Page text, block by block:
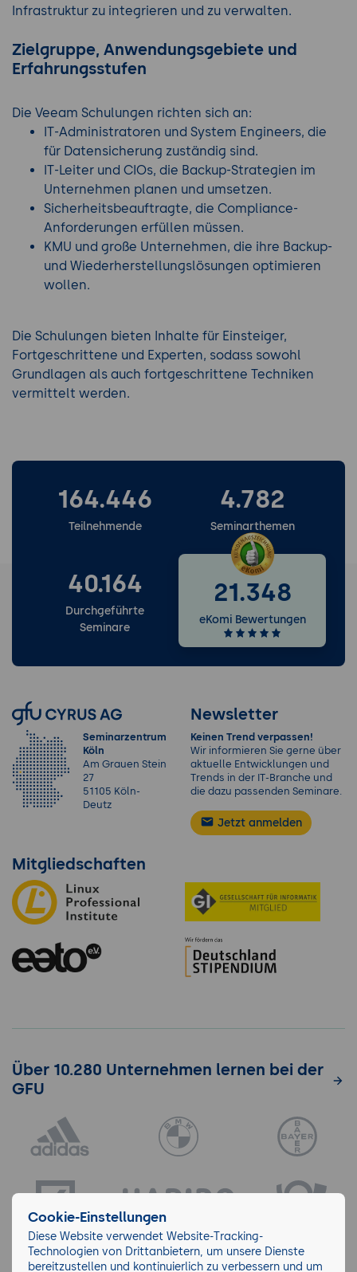
Infrastruktur zu integrieren und zu verwalten.
Zielgruppe, Anwendungsgebiete und
Erfahrungsstufen
Die Veeam Schulungen richten sich an:
IT-Administratoren und System Engineers, die
für Datensicherung zuständig sind.
IT-Leiter und CIOs, die Backup-Strategien im
Unternehmen planen und umsetzen.
Sicherheitsbeauftragte, die Compliance-
Anforderungen erfüllen müssen.
KMU und große Unternehmen, die ihre Backup-
und Wiederherstellungslösungen optimieren
wollen.
Die Schulungen bieten Inhalte für Einsteiger,
Fortgeschrittene und Experten, sodass sowohl
Grundlagen als auch fortgeschrittene Techniken
vermittelt werden.
164.446
Teilnehmende
4.782
Seminarthemen
40.164
Durchgeführte
Seminare
21.348
eKomi Bewertungen
Seminarzentrum
Köln
Am Grauen Stein
27
51105 Köln-
Deutz
Newsletter
Keinen Trend verpassen!
Wir informieren Sie gerne über
aktuelle Entwicklungen und
Trends in der IT-Branche und
die dazu passenden Seminare.
Jetzt anmelden
Mitgliedschaften
Über 10.280 Unternehmen lernen bei der
GFU
Cookie-Einstellungen
Diese Website verwendet Website-Tracking-
Technologien von Drittanbietern, um unsere Dienste
bereitzustellen und kontinuierlich zu verbessern und um